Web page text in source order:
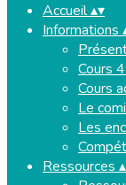
Accueil▴▾
Informations
Cours
Cours
Le
Les
Ressources ▴